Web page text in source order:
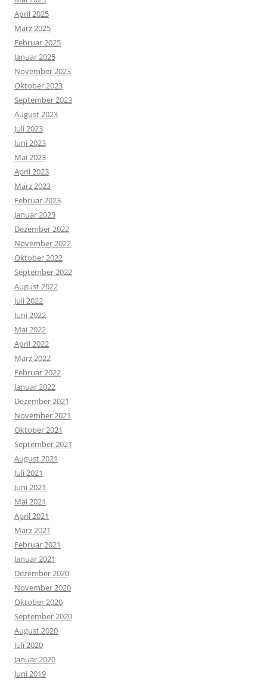
April 2025
März 2025
Februar 2025
Januar 2025
November 2023
Oktober 2023
September 2023
August 2023
Juli 2023
Juni 2023
Mai 2023
April 2023
März 2023
Februar 2023
Januar 2023
Dezember 2022
November 2022
Oktober 2022
September 2022
August 2022
Juli 2022
Juni 2022
Mai 2022
April 2022
März 2022
Februar 2022
Januar 2022
Dezember 2021
November 2021
Oktober 2021
September 2021
August 2021
Juli 2021
Juni 2021
Mai 2021
April 2021
März 2021
Februar 2021
Januar 2021
Dezember 2020
November 2020
Oktober 2020
September 2020
August 2020
Juli 2020
Januar 2020
Juni 2019